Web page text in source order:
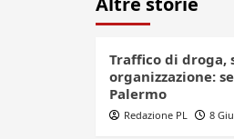
Traffico di droga,
organizzazione:
Palermo
Redazione PL 8